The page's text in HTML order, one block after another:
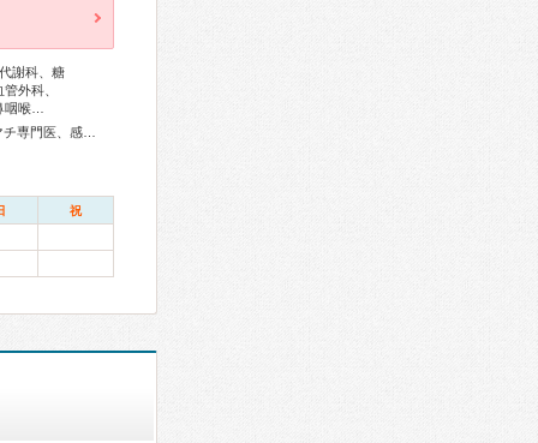
謝科、糖
外科、
咽喉…
祝